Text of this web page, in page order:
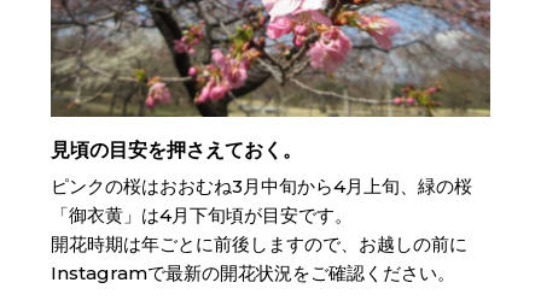
見頃の目安を押さえておく。
ピンクの桜はおおむね3月中旬から4月上旬、緑の桜
「御衣黄」は4月下旬頃が目安です。
開花時期は年ごとに前後しますので、お越しの前に
Instagramで最新の開花状況をご確認ください。